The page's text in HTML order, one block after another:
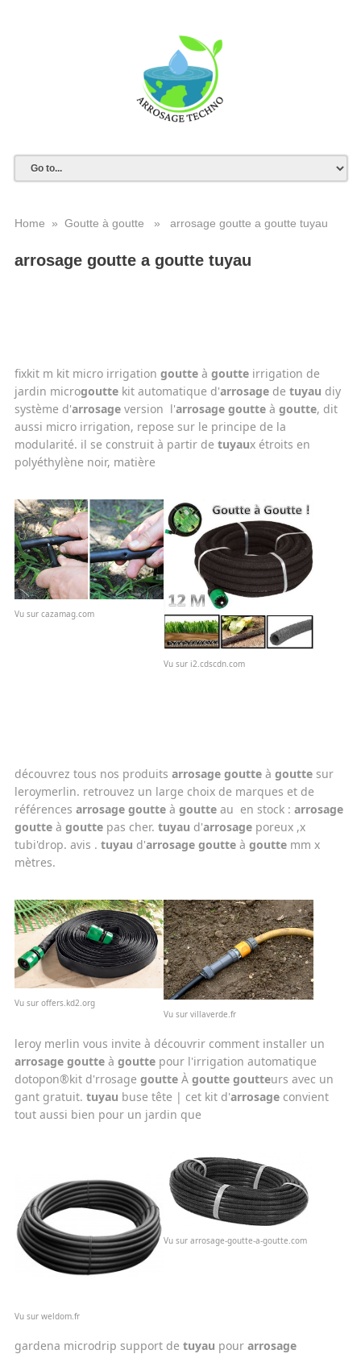
Home » Goutte à goutte » arrosage goutte a goutte tuyau
arrosage goutte a goutte tuyau
fixkit m kit micro irrigation goutteà goutteirrigation de
jardin microgouttekit automatique d'arrosagede tuyau diy
système d'arrosageversion l'arrosage goutteà goutte, dit
aussi micro irrigation, repose sur le principe de la
modularité. il se construit à partir de tuyaux étroits en
polyéthylène noir, matière
Vu sur cazamag.com
Vu sur i2.cdscdn.com
découvrez tous nos produits arrosage goutteà gouttesur
leroymerlin. retrouvez un large choix de marques et de
références arrosage goutteà goutteau en stock : arrosage
goutteà gouttepas cher. tuyau d'arrosageporeux ,x
tubi'drop. avis . tuyau d'arrosage goutteà gouttemm x
mètres.
Vu sur offers.kd2.org
Vu sur villaverde.fr
leroy merlin vous invite à découvrir comment installer un
arrosage goutteà gouttepour l'irrigation automatique
dotopon®kit d'rrosage goutteÀ goutte goutteurs avec un
gant gratuit. tuyau buse tête | cet kit d'arrosageconvient
tout aussi bien pour un jardin que
Vu sur weldom.fr
Vu sur arrosage-goutte-a-goutte.com
gardena microdrip support de tuyau pour arrosage